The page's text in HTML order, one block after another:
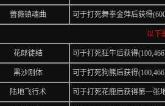
蔷薇镇魂曲 可于打死舞拳金萍后获得
以下
花郎徒结 可于打死狂牛后获得
黑沙刚体 可于打死狗熊后获得
陆地飞行术 可于打死花鹿后获得第一张